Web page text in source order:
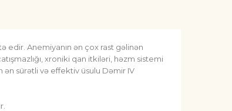
edir. Anemiyanın ən çox rast gəlinən
xroniki qan itkiləri, həzm sistemi
ən sürətli və effektiv üsulu Dəmir IV